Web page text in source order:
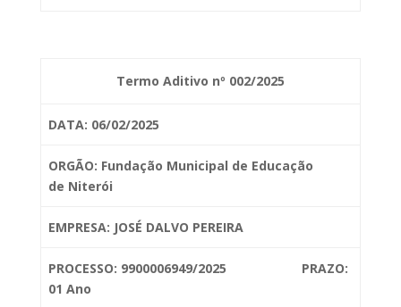
Termo Aditivo nº 002/2025
DATA: 06/02/2025
ORGÃO: Fundação Municipal de Educação
de Niterói
EMPRESA: JOSÉ DALVO PEREIRA
PROCESSO: 9900006949/2025 PRAZO:
01 Ano